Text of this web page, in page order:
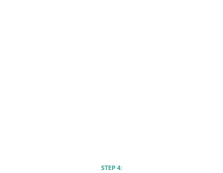
STEP 4: